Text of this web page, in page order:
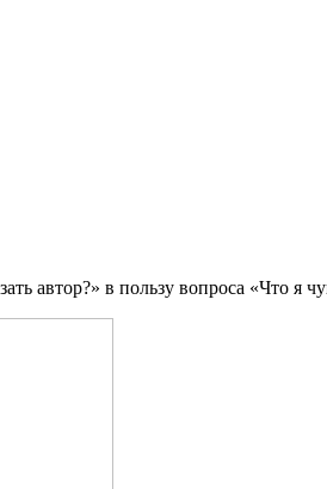
автор?» в пользу вопроса «Что я